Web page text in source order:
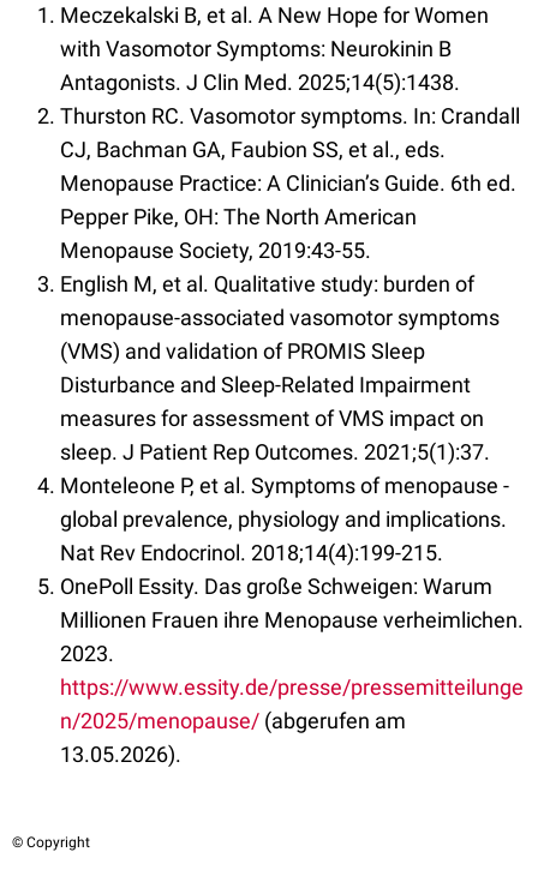
Meczekalski B, et al. A New Hope for Women
with Vasomotor Symptoms: Neurokinin B
Antagonists. J Clin Med. 2025;14(5):1438.
Thurston RC. Vasomotor symptoms. In: Crandall
CJ, Bachman GA, Faubion SS, et al., eds.
Menopause Practice: A Clinician’s Guide. 6th ed.
Pepper Pike, OH: The North American
Menopause Society, 2019:43-55.
English M, et al. Qualitative study: burden of
menopause-associated vasomotor symptoms
(VMS) and validation of PROMIS Sleep
Disturbance and Sleep-Related Impairment
measures for assessment of VMS impact on
sleep. J Patient Rep Outcomes. 2021;5(1):37.
Monteleone P, et al. Symptoms of menopause -
global prevalence, physiology and implications.
Nat Rev Endocrinol. 2018;14(4):199-215.
OnePoll Essity. Das große Schweigen: Warum
Millionen Frauen ihre Menopause verheimlichen.
2023.
https://www.essity.de/presse/pressemitteilunge
n/2025/menopause/ (abgerufen am
13.05.2026).
© Copyright